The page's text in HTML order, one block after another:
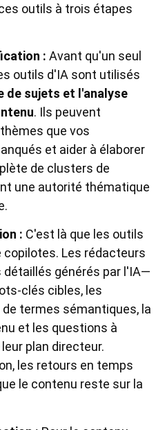
outils à trois étapes
: Avant qu'un seul
outils d'IA sont utilisés
de sujets et l'analyse
. Ils peuvent
que vos
et aider à élaborer
de clusters de
une autorité thématique
: C'est là que les outils
copilotes. Les rédacteurs
générés par l'IA—
clés cibles, les
termes sémantiques, la
et les questions à
plan directeur.
les retours en temps
le contenu reste sur la